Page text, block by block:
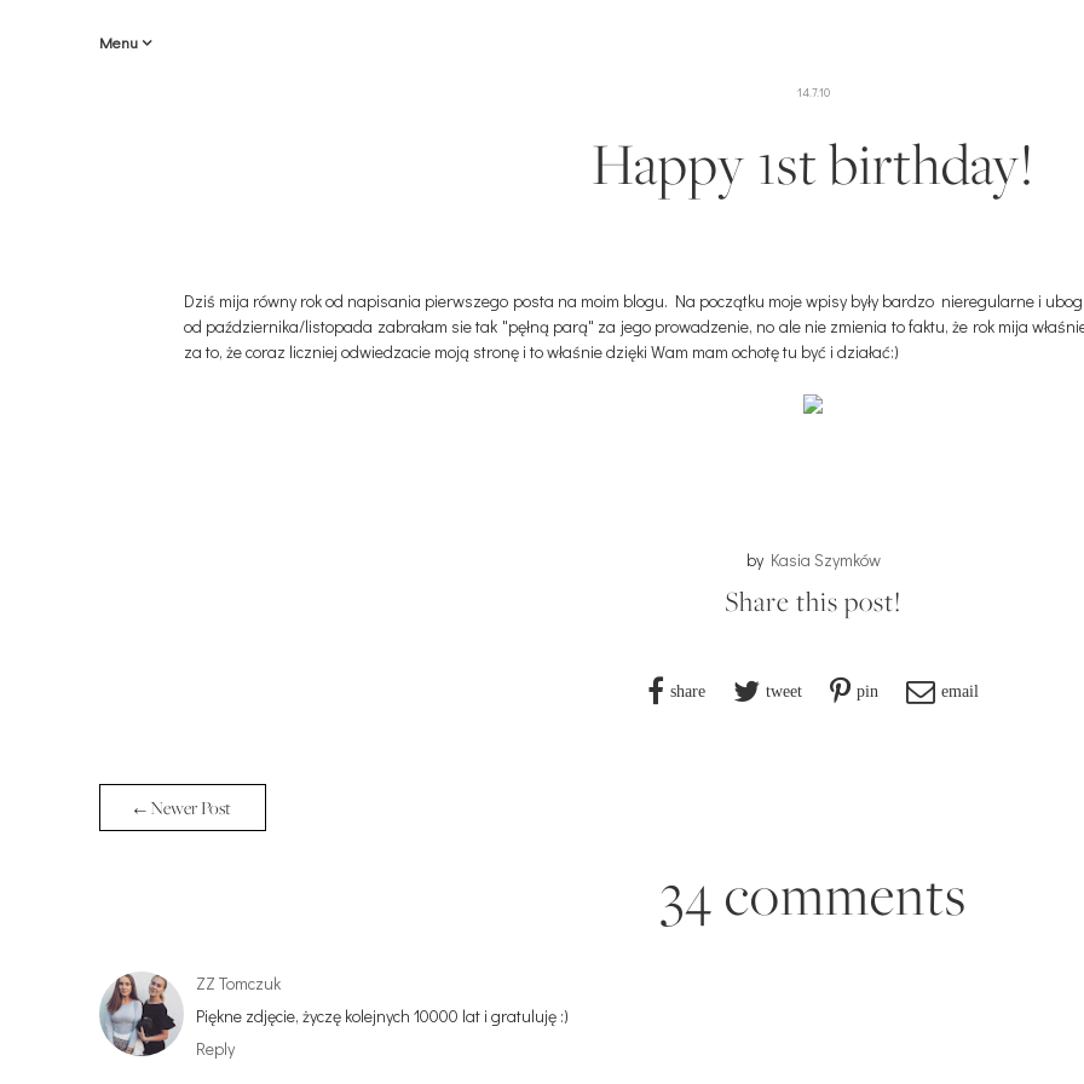
Menu
14.7.10
Happy 1st birthday!
Dziś mija równy rok od napisania pierwszego posta na moim blogu. Na początku moje wpisy były bardzo nieregularne i
od października/listopada zabrałam sie tak "pęłną parą" za jego prowadzenie, no ale nie zmienia to faktu, że rok mija
za to, że coraz liczniej odwiedzacie moją stronę i to właśnie dzięki Wam mam ochotę tu być i działać:)
by Kasia Szymków
Share this post!
share tweet pin email
← Newer Post
34 comments
ZZ Tomczuk
Piękne zdjęcie, życzę kolejnych 10000 lat i gratuluję :)
Reply